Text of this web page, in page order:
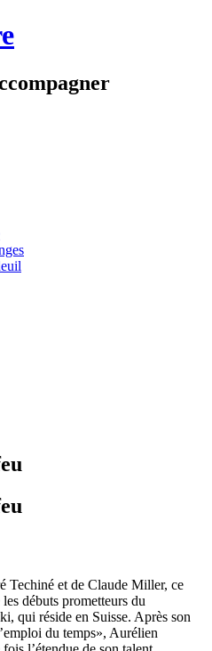
Techiné et de Claude Miller, ce
débuts prometteurs du
qui réside en Suisse. Après son
du temps», Aurélien